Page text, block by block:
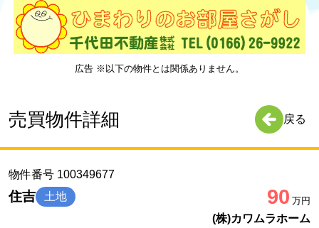
賃貸
広告 ※以下の物件とは関係ありません。
売買物件詳細 戻る
物件番号 100349677
住吉 土地 90 万円
(株)カワムラホーム